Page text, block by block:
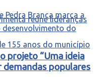
projeto “Uma ideia
demandas populares